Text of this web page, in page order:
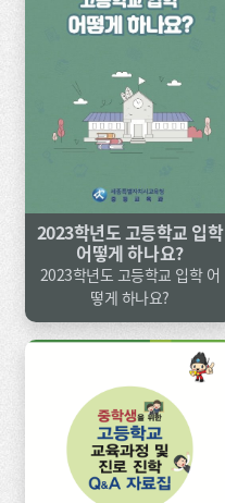
2023학년도 고등학교 입학
어떻게 하나요?
2023학년도 고등학교 입학 어
떻게 하나요?